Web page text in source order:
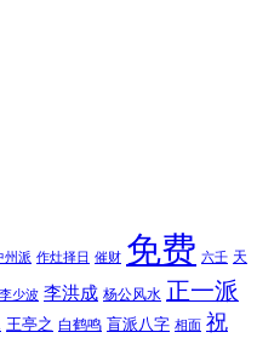
州派 作灶择日 催财 免费 六壬 天
李少波 李洪成 杨公风水 正一派
王亭之 白鹤鸣 盲派八字 相面 祝